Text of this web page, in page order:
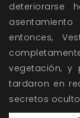
deteriorarse
entonces,
vegetación, y
tardaron en
secretos